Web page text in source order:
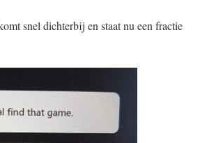
snel dichterbij en staat nu een fractie